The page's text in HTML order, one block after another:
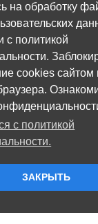
на обработку
с политикой
cookies
с политикой
ЗАКРЫТЬ
слоя
усиленные/3-х
отрасль/
мм/Резцы 13 мм/